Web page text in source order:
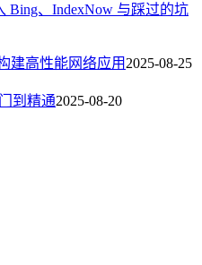
Bing、IndexNow 与踩过的坑
建高性能网络应用 2025-08-25
到精通2025-08-20